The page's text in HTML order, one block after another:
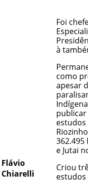
Flávio
Chiarelli
Foi
à
como
apesar
publicar
Riozinho
362.495
e Jutai
Criou
estudos